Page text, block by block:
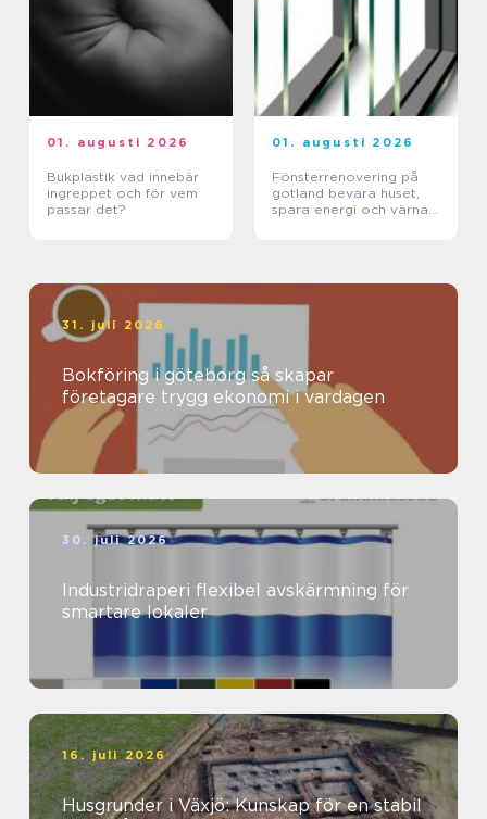
01. augusti 2026
Bukplastik vad innebär
ingreppet och för vem
passar det?
01. augusti 2026
Fönsterrenovering på
gotland bevara huset,
spara energi och värna
31. juli 2026
Bokföring i göteborg så skapar
företagare trygg ekonomi i vardagen
30. juli 2026
Industridraperi flexibel avskärmning för
smartare lokaler
16. juli 2026
Husgrunder i Växjö: Kunskap för en stabil